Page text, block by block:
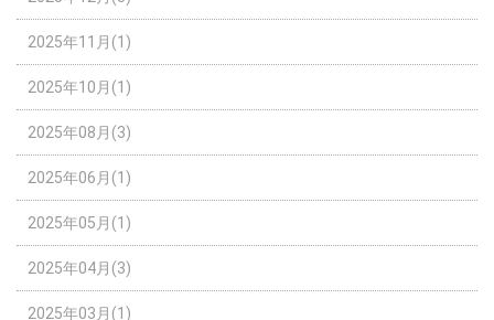
2025年11月(1)
2025年10月(1)
2025年08月(3)
2025年06月(1)
2025年05月(1)
2025年04月(3)
2025年03月(1)